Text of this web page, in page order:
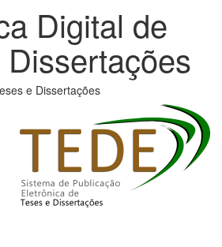
Digital de
e Dissertações